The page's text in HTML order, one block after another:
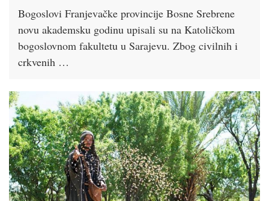
Bogoslovi Franjevačke provincije Bosne Srebrene
novu akademsku godinu upisali su na Katoličkom
bogoslovnom fakultetu u Sarajevu. Zbog civilnih i
crkvenih …